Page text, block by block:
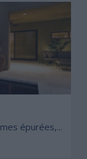
épurées,...